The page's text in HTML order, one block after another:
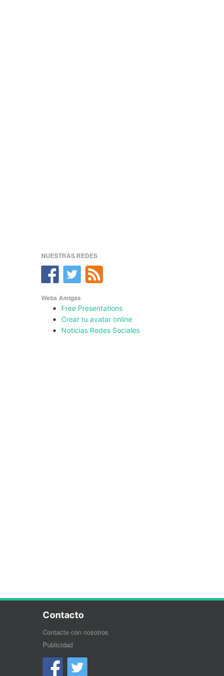
NUESTRAS REDES
Webs Amigas
Free Presentations
Crear tu avatar online
Noticias Redes Sociales
Contacto
Contacte con nosotros
Publicidad